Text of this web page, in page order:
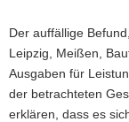
Der auffällige
Leipzig, Meißen,
Ausgaben für
der betrachteten
erklären, dass es